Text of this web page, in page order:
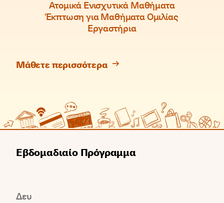
Ατομικά Ενισχυτικά Μαθήματα
Έκπτωση για Μαθήματα Ομιλίας
Εργαστήρια
Μάθετε περισσότερα
Εβδομαδιαίο Πρόγραμμα
Δευ